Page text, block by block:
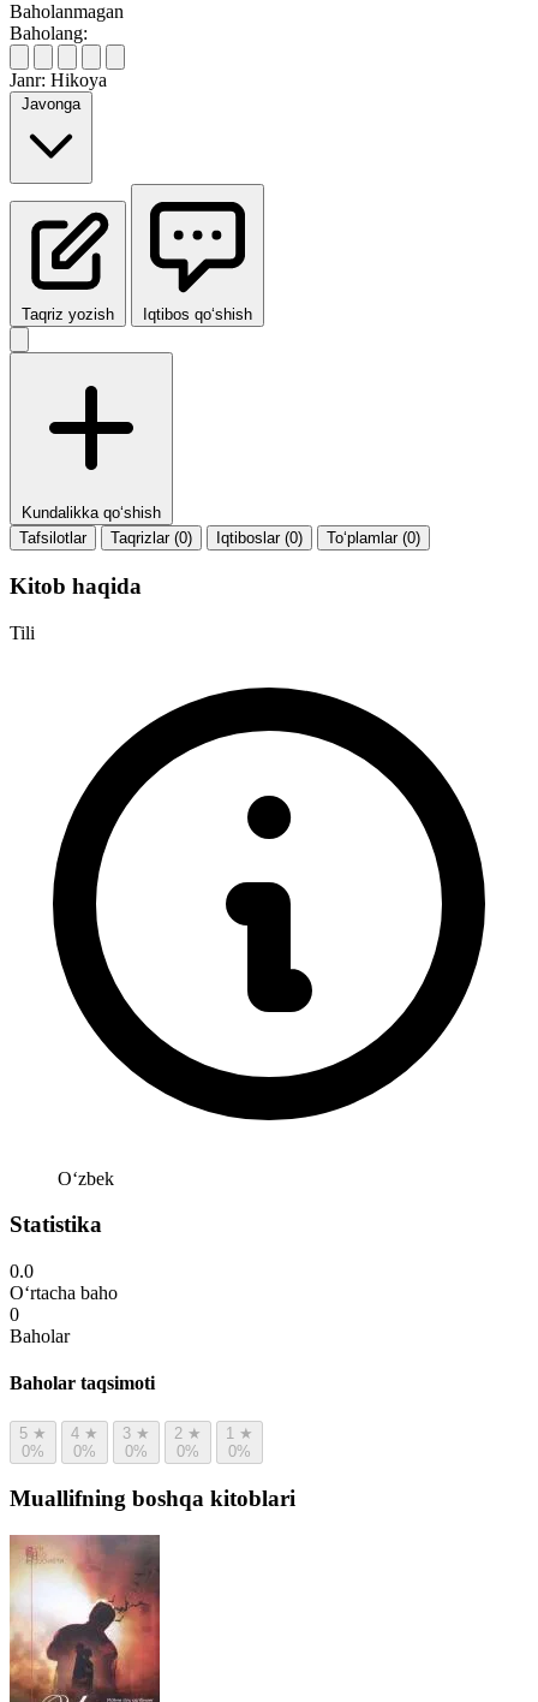
Baholanmagan
Baholang:
Janr: Hikoya
Javonga
Taqriz yozish Iqtibos qo‘shish
Kundalikka qo‘shish
Tafsilotlar
Taqrizlar (0) Iqtiboslar (0) To‘plamlar (0)
Kitob haqida
Tili
Oʻzbek
Statistika
0.0
O‘rtacha baho
0
Baholar
Baholar taqsimoti
5 ★
0%
4 ★
0%
3 ★
0%
2 ★
0%
1 ★
0%
Muallifning boshqa kitoblari